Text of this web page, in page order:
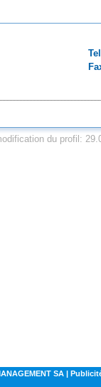
en ligne
du profil:
SA |